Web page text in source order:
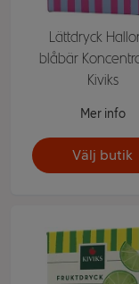
Lättdryck
blåbär
Kiviks
Mer info
Välj butik